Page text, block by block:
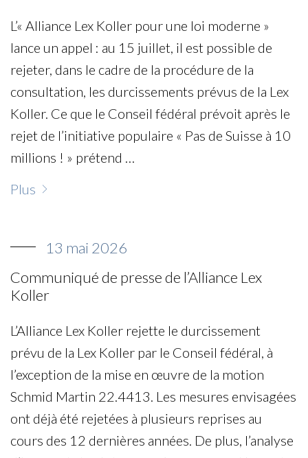
L’« Alliance Lex Koller pour une loi moderne »
lance un appel : au 15 juillet, il est possible de
rejeter, dans le cadre de la procédure de la
consultation, les durcissements prévus de la Lex
Koller. Ce que le Conseil fédéral prévoit après le
rejet de l’initiative populaire « Pas de Suisse à 10
millions ! » prétend …
Plus
13 mai 2026
Communiqué de presse de l’Alliance Lex
Koller
L’Alliance Lex Koller rejette le durcissement
prévu de la Lex Koller par le Conseil fédéral, à
l’exception de la mise en œuvre de la motion
Schmid Martin 22.4413. Les mesures envisagées
ont déjà été rejetées à plusieurs reprises au
cours des 12 dernières années. De plus, l’analyse